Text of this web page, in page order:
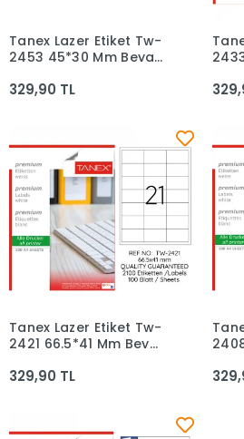
Sepete Ekle
Tanex Lazer Etiket Tw-
2453 45*30 Mm Beyaz
329,90 TL
Sepete Ekle
Tanex Lazer Etiket Tw-
2421 66.5*41 Mm Beyaz
329,90 TL